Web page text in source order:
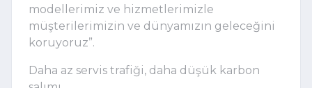
modellerimiz ve hizmetlerimizle
müşterilerimizin ve dünyamızın geleceğini
koruyoruz”.
Daha az servis trafiği, daha düşük karbon